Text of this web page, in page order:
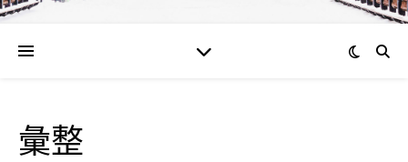
彙整